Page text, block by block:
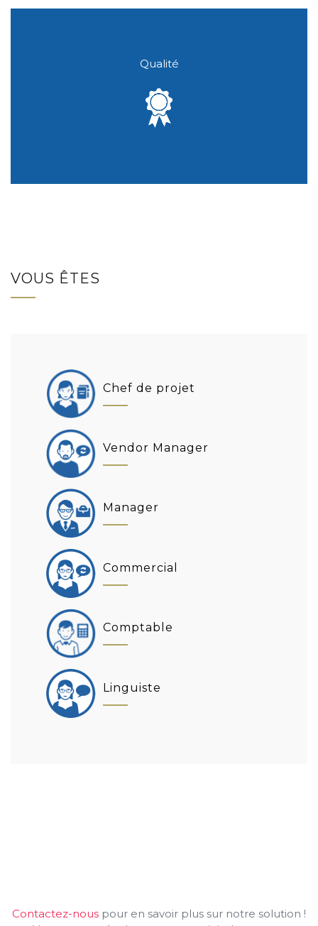
Qualité
VOUS ÊTES
Chef de projet
Vendor Manager
Manager
Commercial
Comptable
Linguiste
Contactez-nous pour en savoir plus sur notre solution !